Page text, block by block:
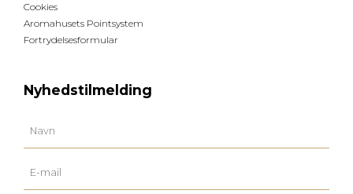
Cookies
Aromahusets Pointsystem
Fortrydelsesformular
Nyhedstilmelding